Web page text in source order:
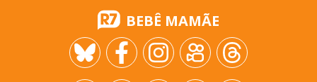
BEBÊ MAMÃE